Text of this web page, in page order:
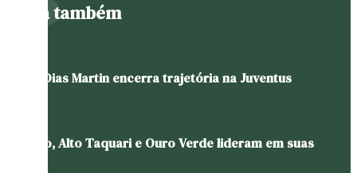
Leia também
Pablo Dias Martin encerra trajetória na Juventus
Gaúcho, Alto Taquari e Ouro Verde lideram em suas